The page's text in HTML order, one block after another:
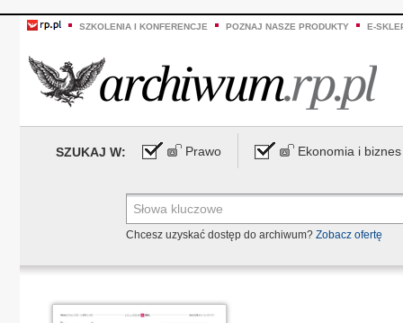
SZKOLENIA I KONFERENCJE POZNAJ NASZE PRODUKTY E-
SZUKAJ W: Prawo Ekonomia i biznes
Chcesz uzyskać dostęp do archiwum? Zobacz ofertę